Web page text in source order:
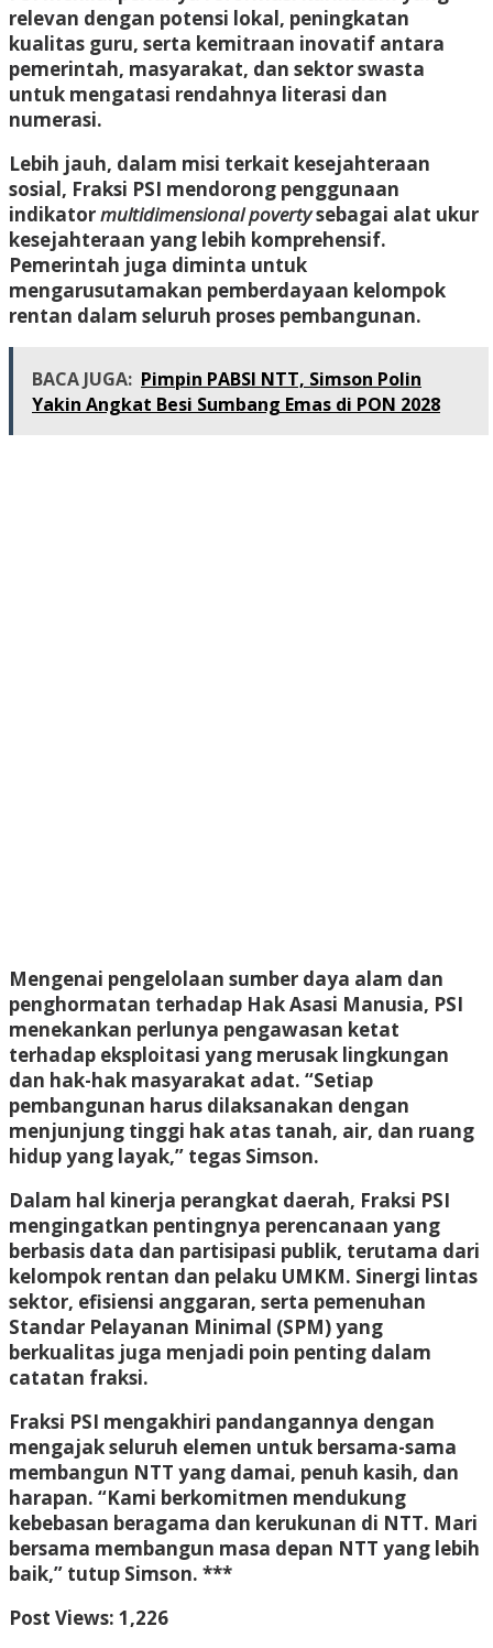
relevan dengan potensi lokal, peningkatan
kualitas guru, serta kemitraan inovatif antara
pemerintah, masyarakat, dan sektor swasta
untuk mengatasi rendahnya literasi dan
numerasi.
Lebih jauh, dalam misi terkait kesejahteraan
sosial, Fraksi PSI mendorong penggunaan
indikatormultidimensional povertysebagai alat ukur
kesejahteraan yang lebih komprehensif.
Pemerintah juga diminta untuk
mengarusutamakan pemberdayaan kelompok
rentan dalam seluruh proses pembangunan.
BACA JUGA: Pimpin PABSI NTT, Simson Polin
Yakin Angkat Besi Sumbang Emas di PON 2028
Mengenai pengelolaan sumber daya alam dan
penghormatan terhadap Hak Asasi Manusia, PSI
menekankan perlunya pengawasan ketat
terhadap eksploitasi yang merusak lingkungan
dan hak-hak masyarakat adat. “Setiap
pembangunan harus dilaksanakan dengan
menjunjung tinggi hak atas tanah, air, dan ruang
hidup yang layak,” tegas Simson.
Dalam hal kinerja perangkat daerah, Fraksi PSI
mengingatkan pentingnya perencanaan yang
berbasis data dan partisipasi publik, terutama dari
kelompok rentan dan pelaku UMKM. Sinergi lintas
sektor, efisiensi anggaran, serta pemenuhan
Standar Pelayanan Minimal (SPM) yang
berkualitas juga menjadi poin penting dalam
catatan fraksi.
Fraksi PSI mengakhiri pandangannya dengan
mengajak seluruh elemen untuk bersama-sama
membangun NTT yang damai, penuh kasih, dan
harapan. “Kami berkomitmen mendukung
kebebasan beragama dan kerukunan di NTT. Mari
bersama membangun masa depan NTT yang lebih
baik,” tutup Simson. ***
Post Views: 1,226